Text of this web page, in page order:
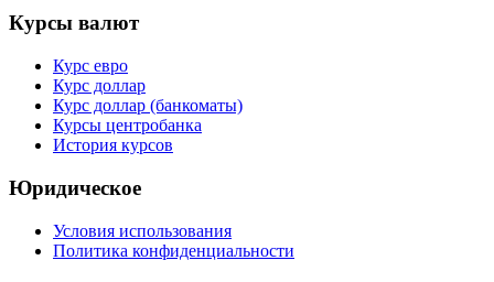
Курсы валют
Курс евро
Курс доллар
Курс доллар (банкоматы)
Курсы центробанка
История курсов
Юридическое
Условия использования
Политика конфиденциальности